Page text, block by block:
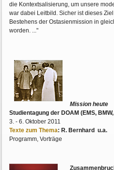
die Kontextsalisierung, um unsere
war dabei Leitbild. Sicher ist dieses
Bestehens der Ostasienmission in
worden. ..."
Mission heute
Studientagung der DOAM (EMS,
3. - 6. Oktober 2011
Texte zum Thema: R. Bernhard u.a.
Programm, Vorträge